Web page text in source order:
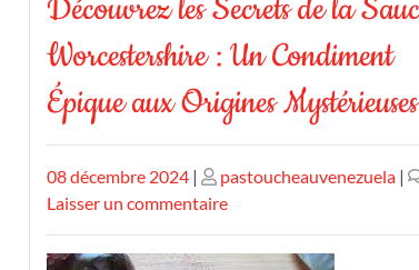
Découvrez les Secrets de la
Worcestershire : Un Condiment
Épique aux Origines Mystérieuses
Publié
le
08 décembre 2024| Publié
le
pastoucheauvenezuela|
Laisser un commentairesur
les